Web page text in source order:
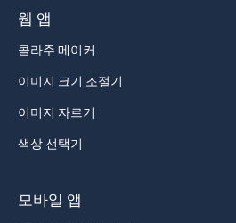
웹 앱
콜라주 메이커
이미지 크기 조절기
이미지 자르기
색상 선택기
모바일 앱